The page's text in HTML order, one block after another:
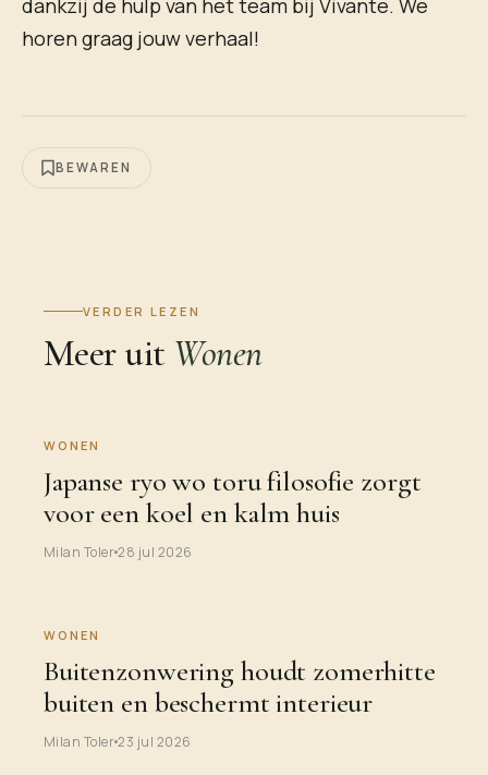
horen graag jouw verhaal!
BEWAREN
VERDER LEZEN
Meer uit Wonen
WONEN
Japanse ryo wo toru filosofie zorgt
voor een koel en kalm huis
Milan Toler28 jul 2026
WONEN
Buitenzonwering houdt zomerhitte
buiten en beschermt interieur
Milan Toler23 jul 2026